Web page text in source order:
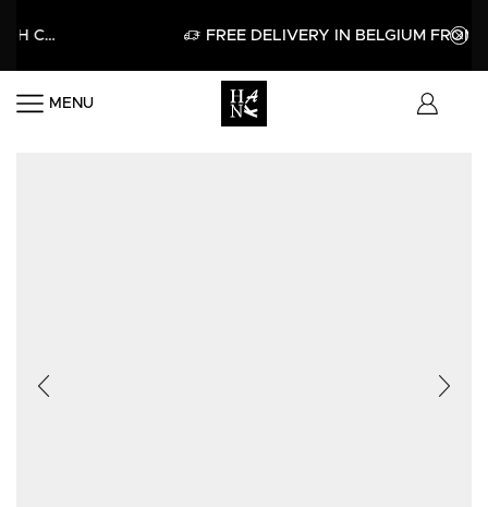
APPLY FREE DELIVERY IN BELGIUM FROM 60€
MENU